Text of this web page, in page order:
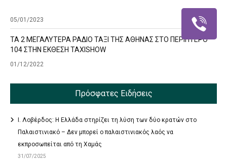
05/01/2023
ΤΑ 2 ΜΕΓΑΛΥΤΕΡΑ ΡΑΔΙΟ ΤΑΞΙ ΤΗΣ ΑΘΗΝΑΣ ΣΤΟ ΠΕΡΙΠΤΕΡΟ
104 ΣΤΗΝ ΕΚΘΕΣΗ TAXISHOW
01/12/2022
Πρόσφατες Ειδήσεις
Ι. Λοβέρδος: Η Ελλάδα στηρίζει τη λύση των δύο κρατών στο
Παλαιστινιακό – Δεν μπορεί ο παλαιστινιακός λαός να
εκπροσωπείται από τη Χαμάς
31/07/2025